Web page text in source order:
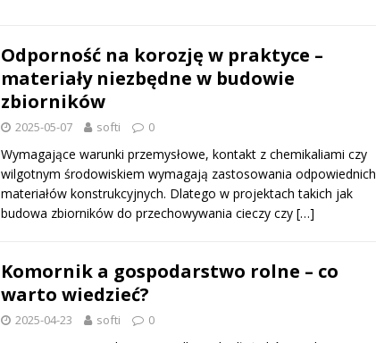
Odporność na korozję w praktyce –
materiały niezbędne w budowie
zbiorników
2025-05-07 softi 0
Wymagające warunki przemysłowe, kontakt z chemikaliami czy
wilgotnym środowiskiem wymagają zastosowania odpowiednich
materiałów konstrukcyjnych. Dlatego w projektach takich jak
budowa zbiorników do przechowywania cieczy czy […]
Komornik a gospodarstwo rolne – co
warto wiedzieć?
2025-04-23 softi 0